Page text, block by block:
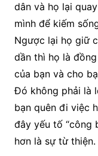
dân và họ lại
mình để kiếm
Ngược lại họ giữ
dần thì họ là
của bạn và cho
Đó không phải là
bạn quên đi việc
đây yếu tố “công
hơn là sự từ thiện.